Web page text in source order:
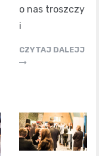
o nas troszczy
i
CZYTAJ DALEJJ